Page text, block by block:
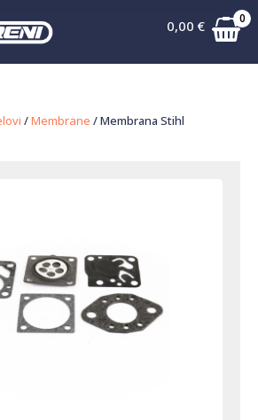
0,00 € 0
/Membrane / Membrana Stihl